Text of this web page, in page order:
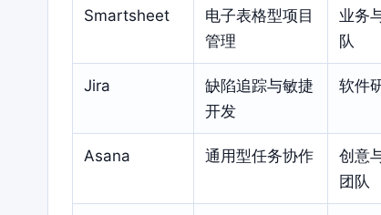
Smartsheet
电子表格型项目
管理
业务
队
Jira
缺陷追踪与敏捷
开发
软件
Asana 通用型任务协作
创意
团队